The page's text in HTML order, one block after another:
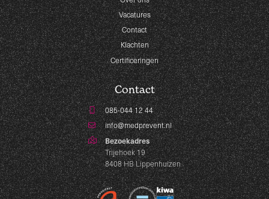
Vacatures
Contact
Klachten
Certificeringen
Contact
085-044 12 44
info@medprevent.nl
Bezoekadres
Trijehoek 19
8408 HB Lippenhuizen